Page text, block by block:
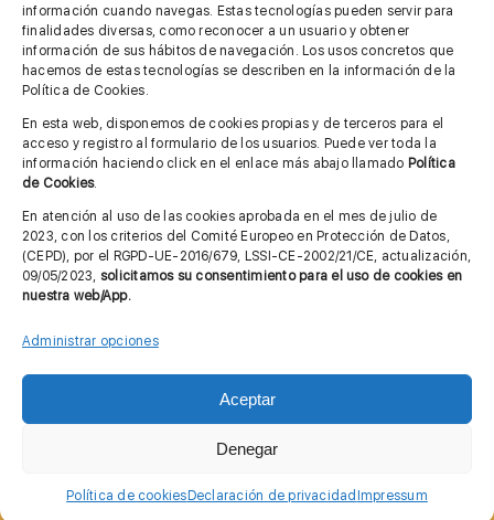
información cuando navegas. Estas tecnologías pueden servir para
finalidades diversas, como reconocer a un usuario y obtener
información de sus hábitos de navegación. Los usos concretos que
hacemos de estas tecnologías se describen en la información de la
Política de Cookies.
En esta web, disponemos de cookies propias y de terceros para el
acceso y registro al formulario de los usuarios. Puede ver toda la
información haciendo click en el enlace más abajo llamado Política
de Cookies.
En atención al uso de las cookies aprobada en el mes de julio de
2023, con los criterios del Comité Europeo en Protección de Datos,
(CEPD), por el RGPD-UE-2016/679, LSSI-CE-2002/21/CE, actualización,
09/05/2023, solicitamos su consentimiento para el uso de cookies en
nuestra web/App.
Administrar opciones
Aceptar
Denegar
Política de cookies Declaración de privacidad Impressum
MÁS INFORMACIÓN
Aviso legal
Política de privacidad
Cita previa FAGA
© Copyright 2012 - 2026 |Diseño web: Taller Empresarial 2.0